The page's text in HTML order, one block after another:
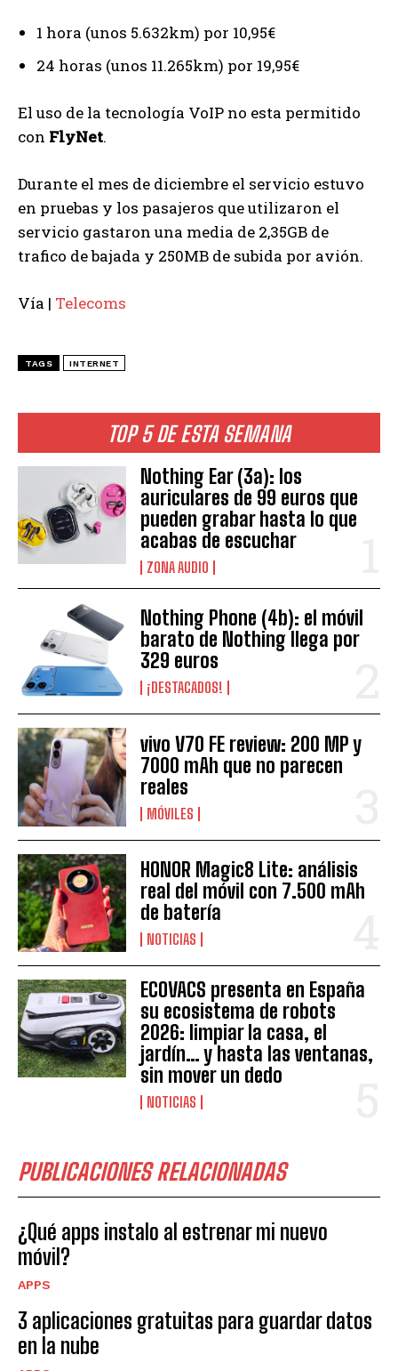
TOP 5 DE ESTA SEMANA
Nothing Ear (3a): los
auriculares de 99 euros que
pueden grabar hasta lo que
acabas de escuchar
ZONA AUDIO
Nothing Phone (4b): el móvil
barato de Nothing llega por
329 euros
¡DESTACADOS!
vivo V70 FE review: 200 MP y
7000 mAh que no parecen
reales
MÓVILES
HONOR Magic8 Lite: análisis
real del móvil con 7.500 mAh
de batería
NOTICIAS
ECOVACS presenta en España
su ecosistema de robots
2026: limpiar la casa, el
jardín… y hasta las ventanas,
sin mover un dedo
NOTICIAS
PUBLICACIONES RELACIONADAS
¿Qué apps instalo al estrenar mi nuevo
móvil?
APPS
3 aplicaciones gratuitas para guardar datos
en la nube
1 hora (unos 5.632km) por 10,95€
24 horas (unos 11.265km) por 19,95€
El uso de la tecnología VoIP no esta permitido
con FlyNet.
Durante el mes de diciembre el servicio estuvo
en pruebas y los pasajeros que utilizaron el
servicio gastaron una media de 2,35GB de
trafico de bajada y 250MB de subida por avión.
Vía | Telecoms
TAGS INTERNET